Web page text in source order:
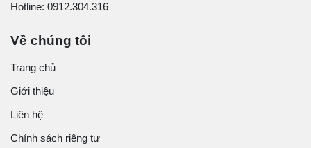
Hotline: 0912.304.316
Về chúng tôi
Trang chủ
Giới thiệu
Liên hệ
Chính sách riêng tư